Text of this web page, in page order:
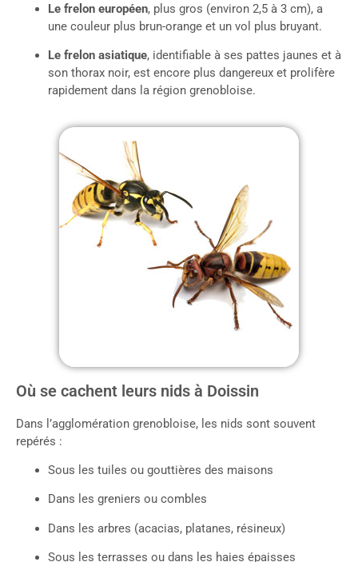
Le frelon européen, plus gros (environ 2,5 à 3 cm), a
une couleur plus brun-orange et un vol plus bruyant.
Le frelon asiatique, identifiable à ses pattes jaunes et à
son thorax noir, est encore plus dangereux et prolifère
rapidement dans la région grenobloise.
Où se cachent leurs nids à Doissin
Dans l’agglomération grenobloise, les nids sont souvent
repérés :
Sous les tuiles ou gouttières des maisons
Dans les greniers ou combles
Dans les arbres (acacias, platanes, résineux)
Sous les terrasses ou dans les haies épaisses